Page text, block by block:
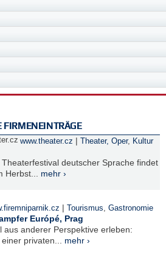
FIRMENEINTRÄGE
www.theater.cz | Theater, Oper, Kultur
deutscher Sprache findet
Herbst... mehr ›
| Tourismus, Gastronomie
Európé, Prag
aus anderer Perspektive erleben:
privaten... mehr ›